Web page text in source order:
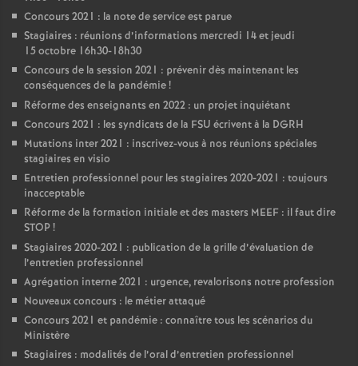
Concours 2021 : la note de service est parue
Stagiaires : réunions d’informations mercredi 14 et jeudi
15 octobre 16h30-18h30
Concours de la session 2021 : prévenir dès maintenant les
conséquences de la pandémie!
Réforme des enseignants en 2022 : un projet inquiétant
Concours 2021 : les syndicats de la FSU écrivent à la DGRH
Mutations inter 2021 : inscrivez-vous à nos réunions spéciales
stagiaires en visio
Entretien professionnel pour les stagiaires 2020-2021 : toujours
inacceptable
Réforme de la formation initiale et des masters MEEF : il faut dire
STOP!
Stagiaires 2020-2021 : publication de la grille d’évaluation de
l’entretien professionnel
Agrégation interne 2021 : urgence, revalorisons notre profession
Nouveaux concours : le métier attaqué
Concours 2021 et pandémie : connaître tous les scénarios du
Ministère
Stagiaires : modalités de l’oral d’entretien professionnel